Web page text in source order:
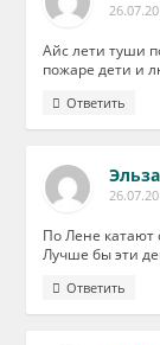
Айс лети туши
пожаре дети и
Ответить
Эльза
По Лене
Лучше бы эти
Ответить